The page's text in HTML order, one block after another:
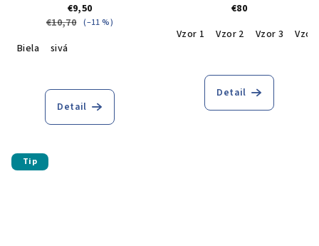
€9,50
€10,70 (–11 %)
Biela sivá
Detail
€80
Vzor 1
Vzor 2 Vzor 3 Vzor
Detail
Tip